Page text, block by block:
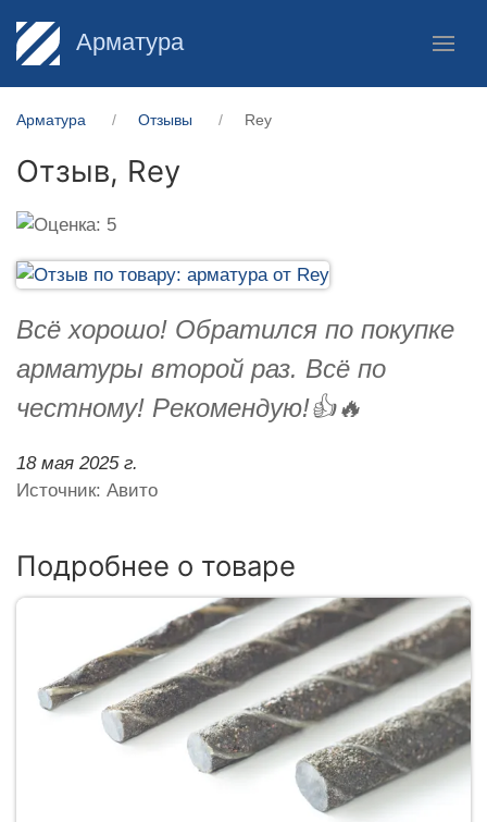
Арматура
Арматура Отзывы Rey
Отзыв, Rey
Всё хорошо! Обратился по покупке
арматуры второй раз. Всё по
честному! Рекомендую!👍🔥
18 мая 2025 г.
Источник: Авито
Подробнее о товаре